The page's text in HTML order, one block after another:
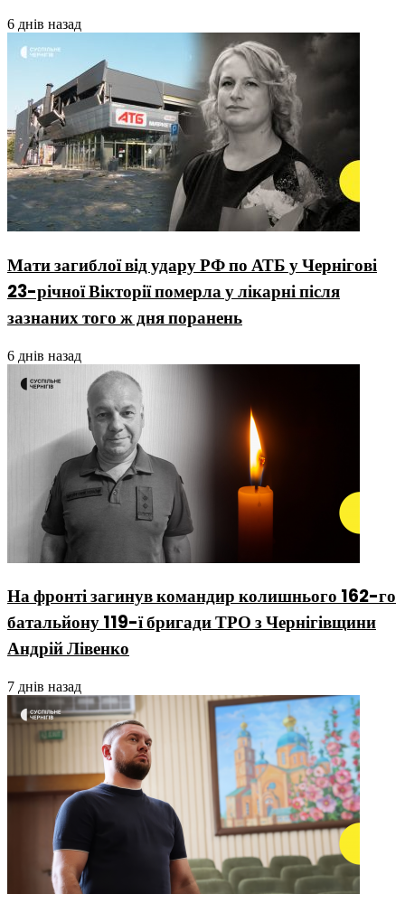
6 днів назад
Мати загиблої від удару РФ по АТБ у Чернігові
23-річної Вікторії померла у лікарні після
зазнаних того ж дня поранень
6 днів назад
На фронті загинув командир колишнього 162-го
батальйону 119-ї бригади ТРО з Чернігівщини
Андрій Лівенко
7 днів назад